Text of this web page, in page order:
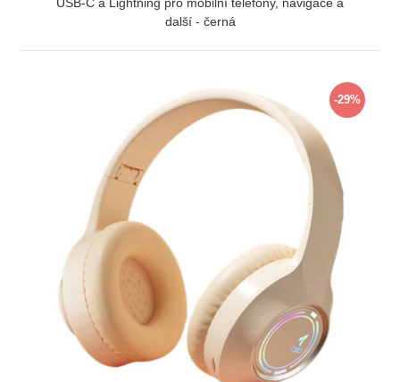
další - černá
-29%